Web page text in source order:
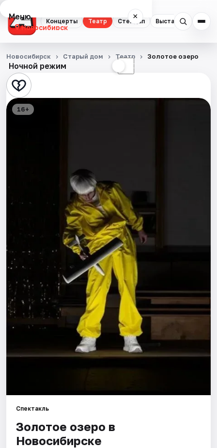
Концерты Театр Стендап Выставки
Меню ×
Новосибирск
Концерты
Театр
Стендап
Спорт
Площадки
Артисты
Рейтинги
Ночной режим ☾
Новосибирск Старый дом Театр Золотое озеро
16+
Спектакль
Золотое озеро в
Новосибирске